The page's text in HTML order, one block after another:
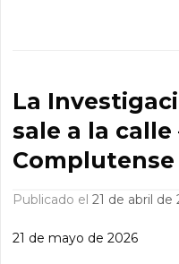
La
sale a la calle
Complutense
Publicado el21 de abril de
21 de mayo de 2026